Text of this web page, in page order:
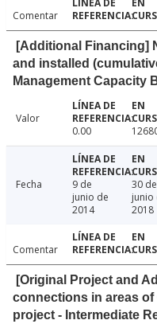
Comentar
[Additional Financing]
and installed
Management Capacity
Valor
0.00
Fecha
9 de
junio de
2014
30 de
junio
2018
Comentar
[Original Project and
connections in areas
project - Intermediate